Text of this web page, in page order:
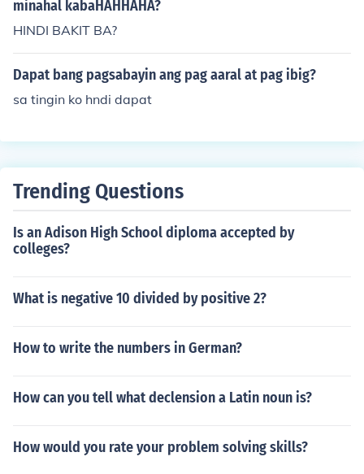
t pananaw ng mga tao.
minahal kabaHAHHAHA?
HINDI BAKIT BA?
Dapat bang pagsabayin ang pag aaral at pag ibig?
sa tingin ko hndi dapat
Trending Questions
Is an Adison High School diploma accepted by
colleges?
What is negative 10 divided by positive 2?
How to write the numbers in German?
How can you tell what declension a Latin noun is?
How would you rate your problem solving skills?